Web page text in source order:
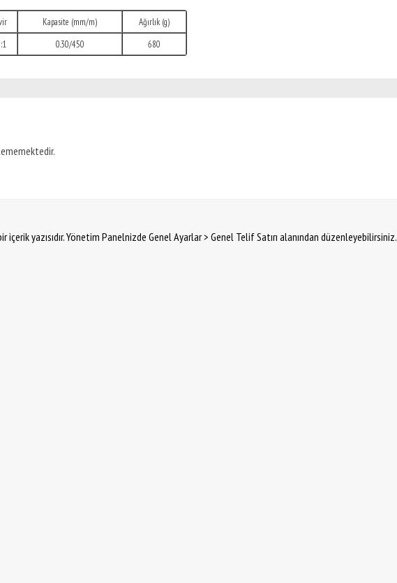
Kapasite (mm/m)
Ağırlık (g)
0.30/450 680
içerik yazısıdır. Yönetim Panelnizde Genel Ayarlar > Genel Telif Satırı alanından düzenleyebilirsiniz.